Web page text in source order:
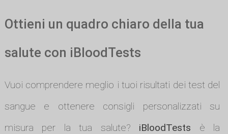
Ottieni un quadro chiaro della tua
salute con iBloodTests
Vuoi comprendere meglio i tuoi risultati dei test del
sangue e ottenere consigli personalizzati su
misura per la tua salute? iBloodTests è la